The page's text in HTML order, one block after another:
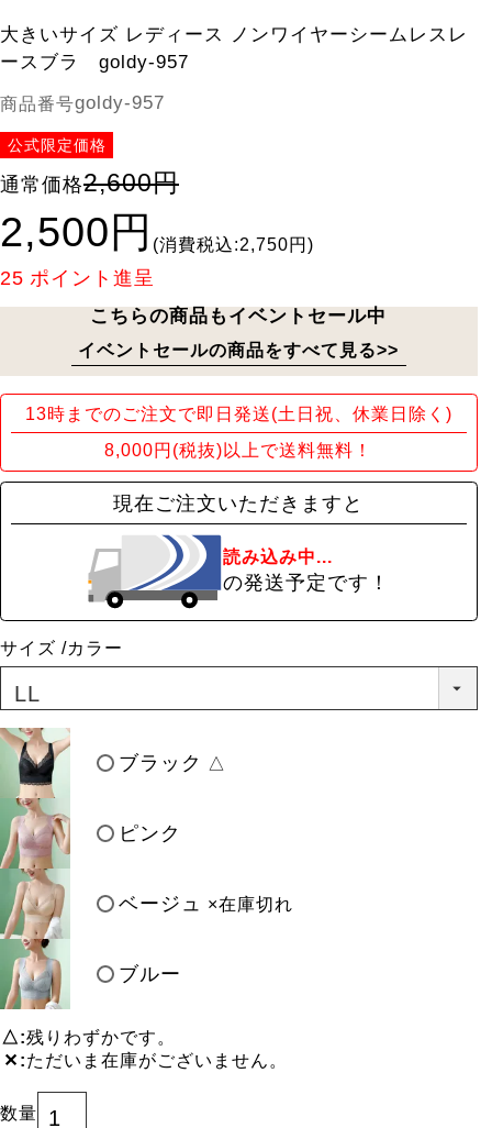
大きいサイズ レディース ノンワイヤーシームレスレ
ースブラ goldy-957
商品番号goldy-957
公式限定価格
通常価格2,600円
2,500円 (消費税込:2,750円)
25 ポイント進呈
こちらの商品もイベントセール中
イベントセールの商品をすべて見る>>
13時までのご注文で即日発送(土日祝、休業日除く)
8,000円(税抜)以上で送料無料！
現在ご注文いただきますと
読み込み中...
の発送予定です！
サイズ カラー
ブラック △
ピンク
ベージュ ×在庫切れ
ブルー
△ 残りわずかです。
✕ ただいま在庫がございません。